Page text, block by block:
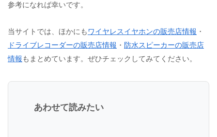
参考になれば幸いです。
当サイトでは、ほかにも ワイヤレスイヤホンの販売店情報 ・
ドライブレコーダーの販売店情報 ・ 防水スピーカーの販売店
情報 もまとめています。ぜひチェックしてみてください。
あわせて読みたい